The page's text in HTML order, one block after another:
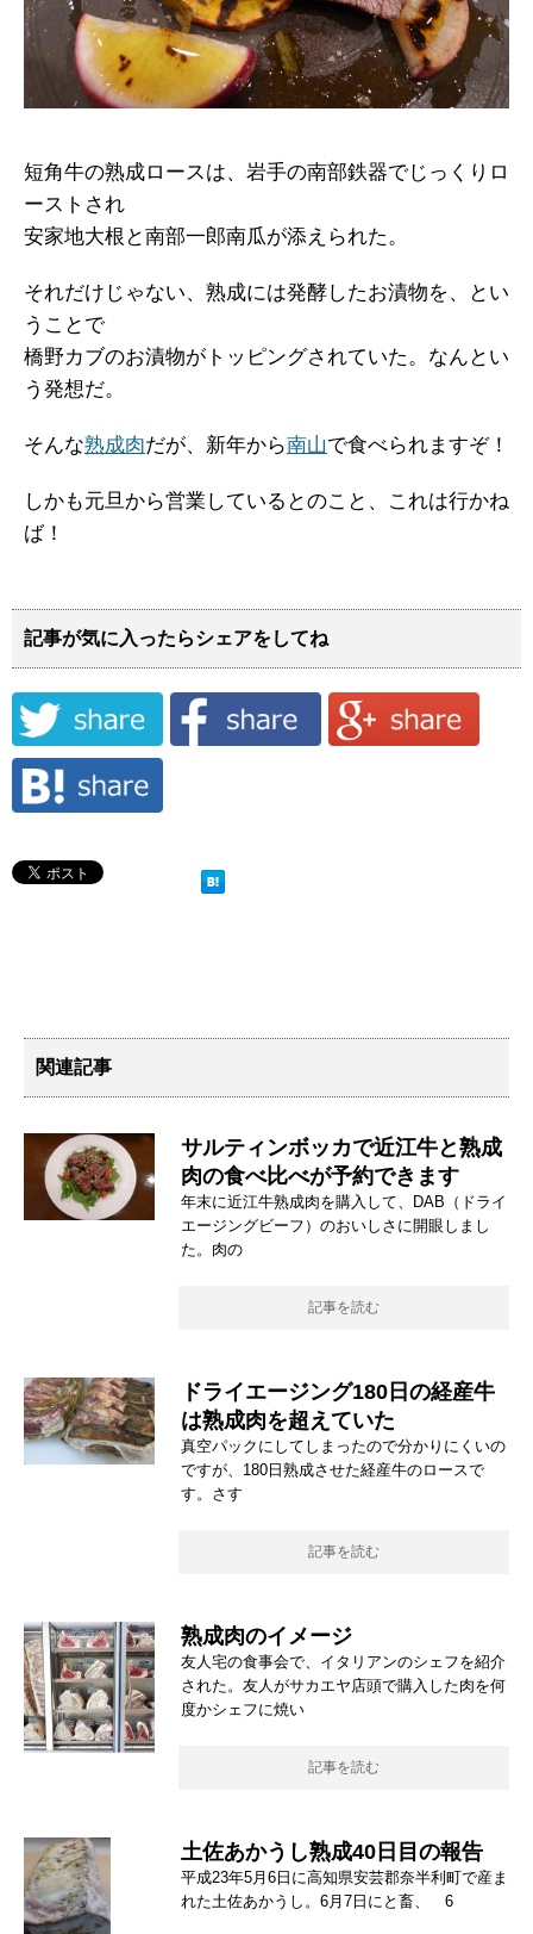
短角牛の熟成ロースは、岩手の南部鉄器でじっくりロ
ーストされ
安家地大根と南部一郎南瓜が添えられた。
それだけじゃない、熟成には発酵したお漬物を、とい
うことで
橋野カブのお漬物がトッピングされていた。なんとい
う発想だ。
そんな熟成肉だが、新年から南山で食べられますぞ！
しかも元旦から営業しているとのこと、これは行かね
ば！
記事が気に入ったらシェアをしてね
関連記事
サルティンボッカで近江牛と熟成
肉の食べ比べが予約できます
年末に近江牛熟成肉を購入して、DAB（ドライ
エージングビーフ）のおいしさに開眼しまし
た。肉の
記事を読む
ドライエージング180日の経産牛
は熟成肉を超えていた
真空パックにしてしまったので分かりにくいの
ですが、180日熟成させた経産牛のロースで
す。さす
記事を読む
熟成肉のイメージ
友人宅の食事会で、イタリアンのシェフを紹介
された。友人がサカエヤ店頭で購入した肉を何
度かシェフに焼い
記事を読む
土佐あかうし熟成40日目の報告
平成23年5月6日に高知県安芸郡奈半利町で産ま
れた土佐あかうし。6月7日にと畜、 6